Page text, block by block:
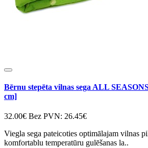
Bērnu stepēta vilnas sega ALL
cm]
32.00€ Bez PVN: 26.45€
Viegla sega pateicoties optimālajam vilnas
komfortablu temperatūru gulēšanas la..